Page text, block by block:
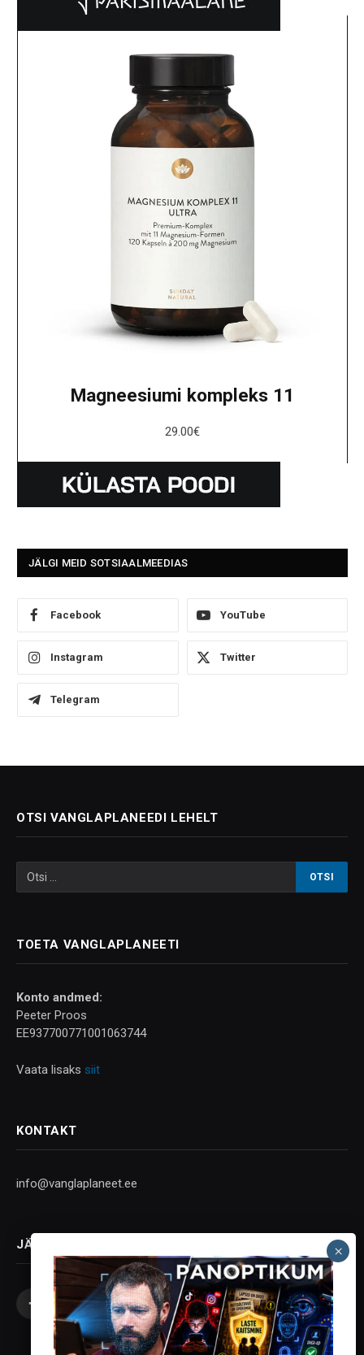
Magneesiumi kompleks 11
29.00€
JÄLGI MEID SOTSIAALMEEDIAS
Facebook YouTube
Instagram Twitter
Telegram
OTSI VANGLAPLANEEDI LEHELT
TOETA VANGLAPLANEETI
Konto andmed:
Peeter Proos
EE937700771001063744
Vaata lisaks siit
KONTAKT
info@vanglaplaneet.ee
JÄLGI SOTSIAALMEEDIAS
Facebook
X
(Twitter)
InstagramYouTubeTelegram